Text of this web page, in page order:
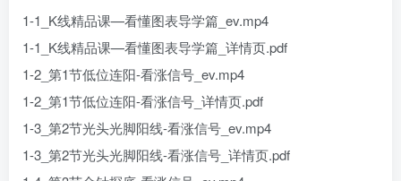
1-1_K线精品课—看懂图表导学篇_ev.mp4
1-1_K线精品课—看懂图表导学篇_详情页.pdf
1-2_第1节低位连阳-看涨信号_ev.mp4
1-2_第1节低位连阳-看涨信号_详情页.pdf
1-3_第2节光头光脚阳线-看涨信号_ev.mp4
1-3_第2节光头光脚阳线-看涨信号_详情页.pdf